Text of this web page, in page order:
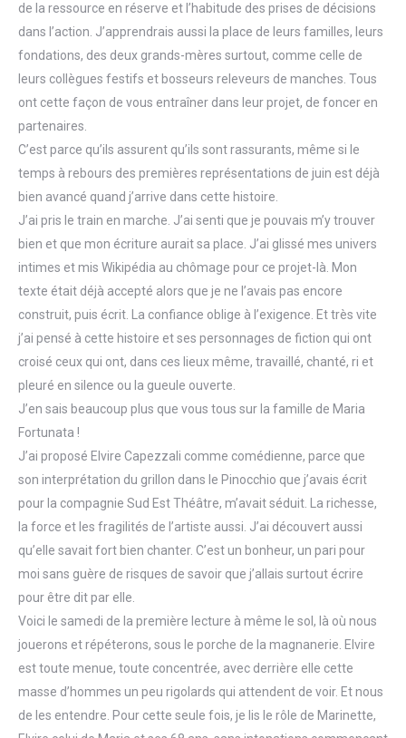
de la ressource en réserve et l’habitude des prises de décisions
dans l’action. J’apprendrais aussi la place de leurs familles, leurs
fondations, des deux grands-mères surtout, comme celle de
leurs collègues festifs et bosseurs releveurs de manches. Tous
ont cette façon de vous entraîner dans leur projet, de foncer en
partenaires.
C’est parce qu’ils assurent qu’ils sont rassurants, même si le
temps à rebours des premières représentations de juin est déjà
bien avancé quand j’arrive dans cette histoire.
J’ai pris le train en marche. J’ai senti que je pouvais m’y trouver
bien et que mon écriture aurait sa place. J’ai glissé mes univers
intimes et mis Wikipédia au chômage pour ce projet-là. Mon
texte était déjà accepté alors que je ne l’avais pas encore
construit, puis écrit. La confiance oblige à l’exigence. Et très vite
j’ai pensé à cette histoire et ses personnages de fiction qui ont
croisé ceux qui ont, dans ces lieux même, travaillé, chanté, ri et
pleuré en silence ou la gueule ouverte.
J’en sais beaucoup plus que vous tous sur la famille de Maria
Fortunata !
J’ai proposé Elvire Capezzali comme comédienne, parce que
son interprétation du grillon dans le Pinocchio que j’avais écrit
pour la compagnie Sud Est Théâtre, m’avait séduit. La richesse,
la force et les fragilités de l’artiste aussi. J’ai découvert aussi
qu’elle savait fort bien chanter. C’est un bonheur, un pari pour
moi sans guère de risques de savoir que j’allais surtout écrire
pour être dit par elle.
Voici le samedi de la première lecture à même le sol, là où nous
jouerons et répéterons, sous le porche de la magnanerie. Elvire
est toute menue, toute concentrée, avec derrière elle cette
masse d’hommes un peu rigolards qui attendent de voir. Et nous
de les entendre. Pour cette seule fois, je lis le rôle de Marinette,